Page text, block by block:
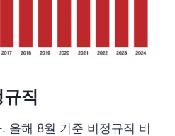
직
올해 8월 기준 비정규직 비